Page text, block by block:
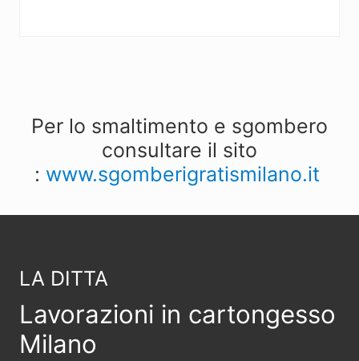
Per lo smaltimento e sgombero
consultare il sito
: www.sgomberigratismilano.it
LA DITTA
Lavorazioni in cartongesso
Milano